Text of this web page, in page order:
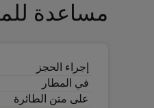
مساعدة
إجراء الحجز
في المطار
على متن الطائرة